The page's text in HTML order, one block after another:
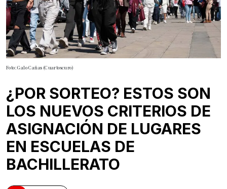
Foto: Galo Cañas (Cuartoscuro)
¿POR SORTEO? ESTOS SON
LOS NUEVOS CRITERIOS DE
ASIGNACIÓN DE LUGARES
EN ESCUELAS DE
BACHILLERATO